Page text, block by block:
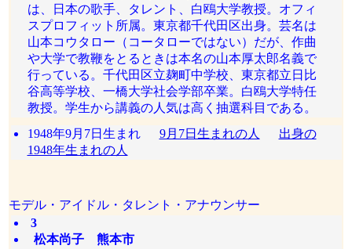
は、日本の歌手、タレント、白鴎大学教授。オフィ
スプロフィット所属。東京都千代田区出身。芸名は
山本コウタロー（コータローではない）だが、作曲
や大学で教鞭をとるときは本名の山本厚太郎名義で
行っている。千代田区立麹町中学校、東京都立日比
谷高等学校、一橋大学社会学部卒業。白鴎大学特任
教授。学生から講義の人気は高く抽選科目である。
1948年9月7日生まれ 9月7日生まれの人
出身の
1948年生まれの人
モデル・アイドル・タレント・アナウンサー
3
松本尚子 熊本市